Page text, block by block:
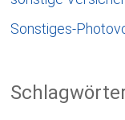
Sonstiges-